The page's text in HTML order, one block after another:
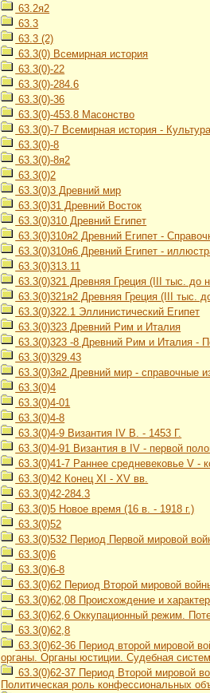
63.2я2
63.3
63.3 (2)
63.3(0) Всемирная история
63.3(0)-22
63.3(0)-284.6
63.3(0)-36
63.3(0)-453.8 Масонство
63.3(0)-7 Всемирная история -
63.3(0)-8
63.3(0)-8я2
63.3(0)2
63.3(0)3 Древний мир
63.3(0)31 Древний Восток
63.3(0)310 Древний Египет
63.3(0)310я2 Древний Египет -
63.3(0)310я6 Древний Египет -
63.3(0)313.11
63.3(0)321 Древняя Греция (III тыс. до
63.3(0)321я2 Древняя Греция (III тыс.
63.3(0)322.1 Эллинистический Египет
63.3(0)323 Древний Рим и Италия
63.3(0)323 -8 Древний Рим и Италия -
63.3(0)329.43
63.3(0)3я2 Древний мир - справочные
63.3(0)4
63.3(0)4-01
63.3(0)4-8
63.3(0)4-9 Византия IV В. - 1453 Г.
63.3(0)4-91 Византия в IV - первой
63.3(0)41-7 Раннее средневековье V -
63.3(0)42 Конец XI - XV вв.
63.3(0)42-284.3
63.3(0)5 Новое время (16 в. - 1918 г.)
63.3(0)52
63.3(0)532 Период Первой мировой
63.3(0)6
63.3(0)6-8
63.3(0)62 Период Второй мировой
63.3(0)62,08 Происхождение и
63.3(0)62,6 Оккупационный режим.
63.3(0)62,8
63.3(0)62-36 Период второй мировой
органы. Органы юстиции. Судебная
63.3(0)62-37 Период Второй мировой
Политическая роль конфессиональных